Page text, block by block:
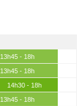
13h45 - 18h
13h45 - 18h
14h30 - 18h
13h45 - 18h